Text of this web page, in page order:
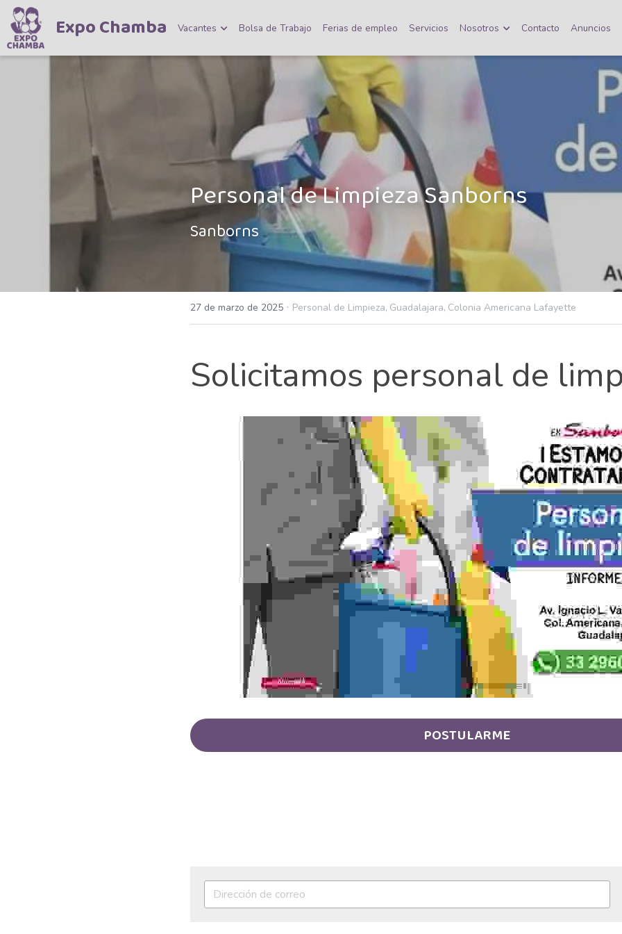
Expo Chamba Vacantes Bolsa de Trabajo Ferias de empleo Servicios Nosotros Contacto Anuncios
Personal de Limpieza Sanborns
Sanborns
27 de marzo de 2025 · Personal de Limpieza, Guadalajara, Colonia Americana Lafayette
Solicitamos personal de
POSTULARME